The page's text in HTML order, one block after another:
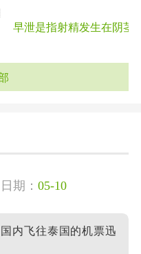
泄是指射精发生在阴茎进
日期： 05-10
内飞往泰国的机票迅